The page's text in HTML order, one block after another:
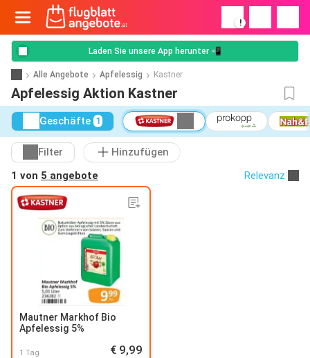
!
Laden Sie unsere App herunter 📲
Alle Angebote Apfelessig Kastner
Apfelessig Aktion Kastner
Geschäfte 1
Filter
Hinzufügen
1 von 5 angebote Relevanz
Mautner Markhof Bio
Apfelessig 5%
1 Tag € 9,99